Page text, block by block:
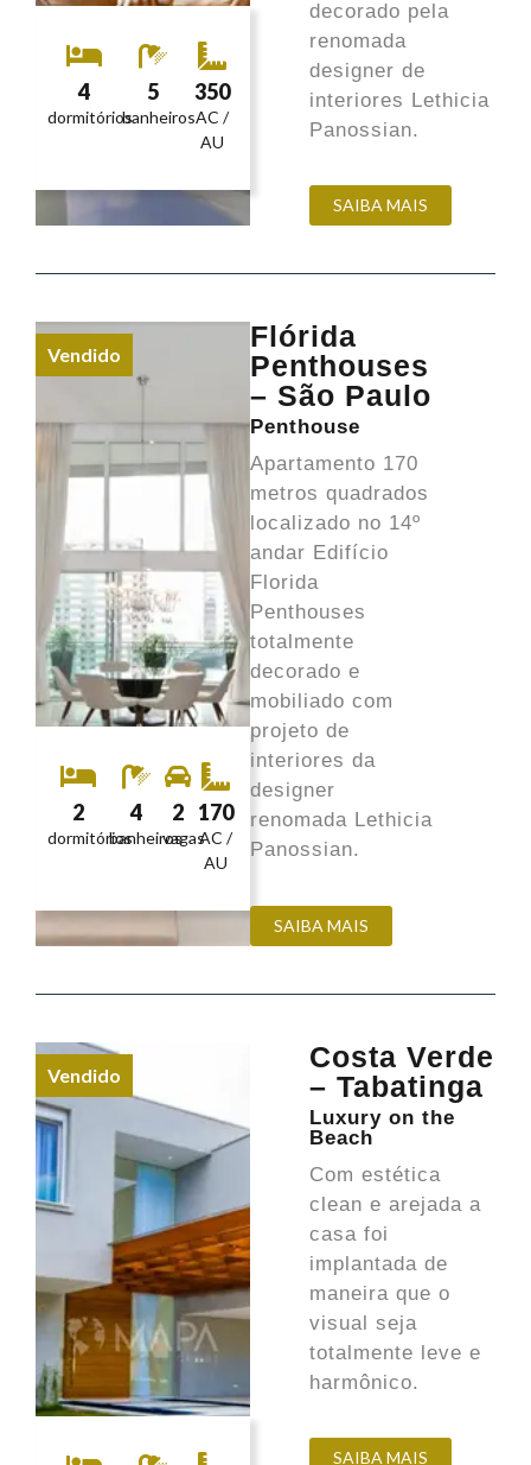
4
dormitórios
5
banheiros
350
AC /
AU
decorado pela
renomada
designer de
interiores Lethicia
Panossian.
SAIBA MAIS
Vendido
2
dormitórios
4
banheiros
2
vagas
170
AC /
AU
Flórida
Penthouses
– São Paulo
Penthouse
Apartamento 170
metros quadrados
localizado no 14º
andar Edifício
Florida
Penthouses
totalmente
decorado e
mobiliado com
projeto de
interiores da
designer
renomada Lethicia
Panossian.
SAIBA MAIS
Vendido
Costa Verde
– Tabatinga
Luxury on the
Beach
Com estética
clean e arejada a
casa foi
implantada de
maneira que o
visual seja
totalmente leve e
harmônico.
SAIBA MAIS